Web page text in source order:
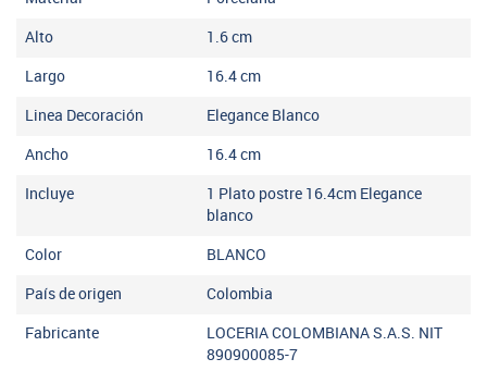
Alto 1.6cm
Largo 16.4cm
Linea Decoración Elegance Blanco
Ancho 16.4cm
Incluye
1 Plato postre 16.4cm Elegance
blanco
Color BLANCO
País de origen Colombia
Fabricante
LOCERIA COLOMBIANA S.A.S. NIT
890900085-7